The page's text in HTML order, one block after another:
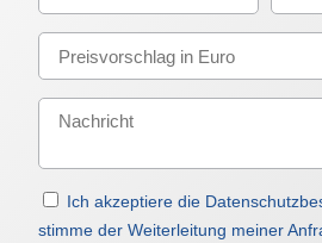
Ich akzeptiere die
stimme der Weiterleitung meiner